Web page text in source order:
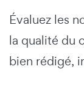
Évaluez les
la qualité du
bien rédigé,